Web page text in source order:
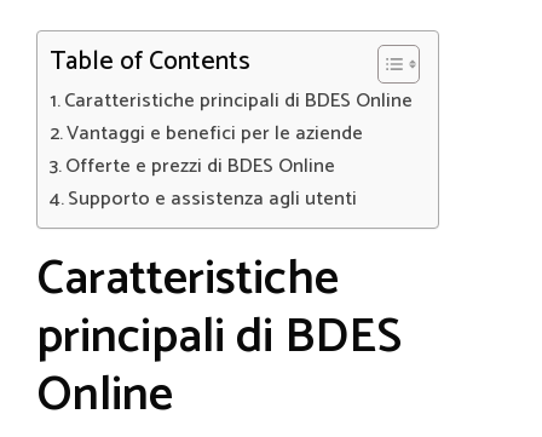
Table of Contents
Caratteristiche principali di BDES Online
Vantaggi e benefici per le aziende
Offerte e prezzi di BDES Online
Supporto e assistenza agli utenti
Caratteristiche
principali di BDES
Online